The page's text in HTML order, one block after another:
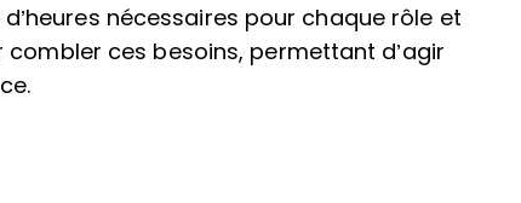
nécessaires pour chaque rôle et
ces besoins, permettant d’agir